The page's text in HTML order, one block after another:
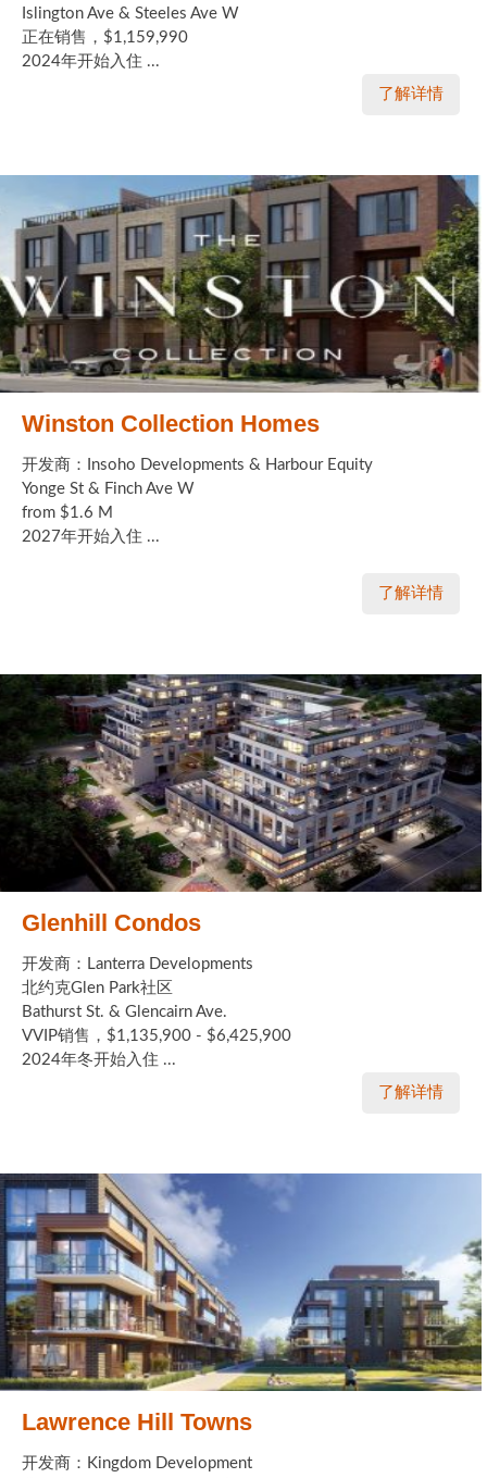
Islington Ave & Steeles Ave W
正在销售，$1,159,990
2024年开始入住 ...
了解详情
Winston Collection Homes
开发商：Insoho Developments & Harbour Equity
Yonge St & Finch Ave W
from $1.6 M
2027年开始入住 ...
了解详情
Glenhill Condos
开发商：Lanterra Developments
北约克Glen Park社区
Bathurst St. & Glencairn Ave.
VVIP销售，$1,135,900 - $6,425,900
2024年冬开始入住 ...
了解详情
Lawrence Hill Towns
开发商：Kingdom Development